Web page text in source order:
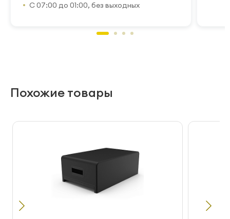
С 07:00 до 01:00, без выходных
Похожие товары